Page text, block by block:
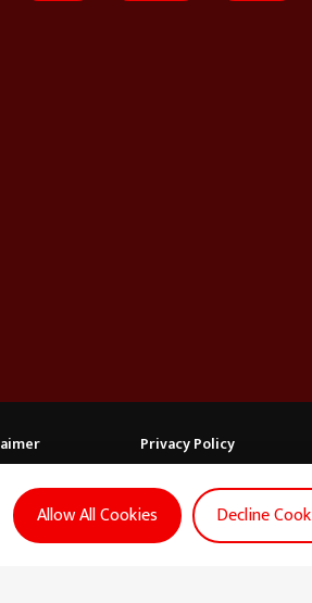
दिला चार बाळांना जन्म, बुलढाण्याच्या दुर्गम
Privacy Policy
FOLLOW US
Allow All Cookies Decline